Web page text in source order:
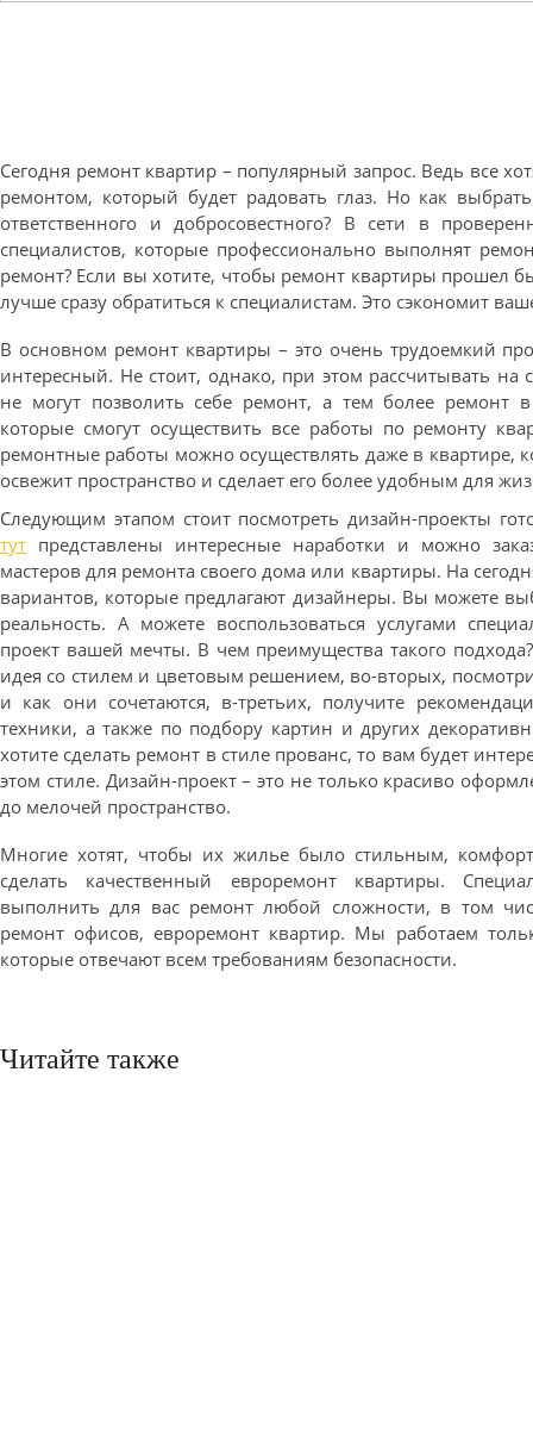
Сегодня ремонт квартир – популярный запрос. Ведь все
ремонтом, который будет радовать глаз. Но как
ответственного и добросовестного? В сети в
специалистов, которые профессионально выполнят
ремонт? Если вы хотите, чтобы ремонт квартиры прошел
лучше сразу обратиться к специалистам. Это сэкономит
В основном ремонт квартиры – это очень трудоемкий
интересный. Не стоит, однако, при этом рассчитывать
не могут позволить себе ремонт, а тем более ремонт
которые смогут осуществить все работы по ремонту
ремонтные работы можно осуществлять даже в квартире,
освежит пространство и сделает его более удобным для
Следующим этапом стоит посмотреть дизайн-проекты
тут представлены интересные наработки и можно
мастеров для ремонта своего дома или квартиры. На
вариантов, которые предлагают дизайнеры. Вы можете
реальность. А можете воспользоваться услугами
проект вашей мечты. В чем преимущества такого
идея со стилем и цветовым решением, во-вторых,
и как они сочетаются, в-третьих, получите
техники, а также по подбору картин и других
хотите сделать ремонт в стиле прованс, то вам будет
этом стиле. Дизайн-проект – это не только красиво
до мелочей пространство.
Многие хотят, чтобы их жилье было стильным,
сделать качественный евроремонт квартиры.
выполнить для вас ремонт любой сложности, в том
ремонт офисов, евроремонт квартир. Мы работаем
которые отвечают всем требованиям безопасности.
Читайте также